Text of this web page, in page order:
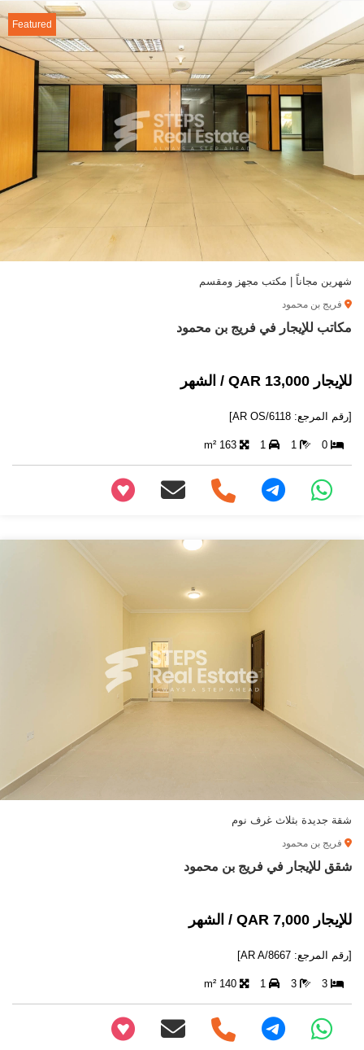
Featured
شهرين مجاناً | مكتب مجهز ومقسم
فريج بن محمود
مكاتب للإيجار في فريج بن محمود
للإيجار 13,000 QAR / الشهر
[رقم المرجع: AR OS/6118]
0
1
1
163 m²
شقة جديدة بثلاث غرف نوم
فريج بن محمود
شقق للإيجار في فريج بن محمود
للإيجار 7,000 QAR / الشهر
[رقم المرجع: AR A/8667]
3
3
1
140 m²